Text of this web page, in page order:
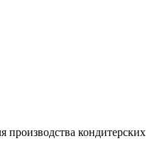
производства кондитерских